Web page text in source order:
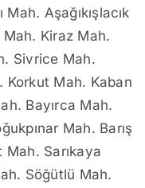
Mah. Aşağıkışlacık
Kiraz Mah.
Sivrice Mah.
Korkut Mah. Kaban
Bayırca Mah.
Mah. Barış
Sarıkaya
Söğütlü Mah.